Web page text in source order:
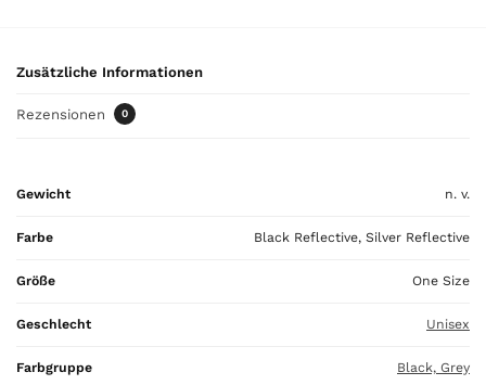
i
0
€
Zusätzliche Informationen
Rezensionen 0
Gewicht n. v.
Farbe Black Reflective, Silver Reflective
Größe One Size
Geschlecht Unisex
Farbgruppe Black, Grey